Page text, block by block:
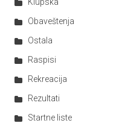
Obaveštenja
Ostala
Raspisi
Rekreacija
Rezultati
Startne liste